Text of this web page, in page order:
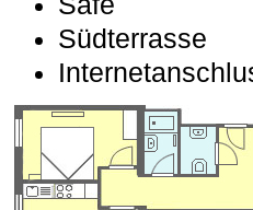
Südterrasse